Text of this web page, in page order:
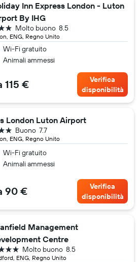
Inn Express London - Luton
By IHG
ENG, Regno Unito
8.5
Molto buono
Wi-Fi gratuito
Animali ammessi
115 €
Verifica
disponibilità
London Luton Airport
ENG, Regno Unito
7.7
Buono
Wi-Fi gratuito
Animali ammessi
90 €
Verifica
disponibilità
Management
Centre
ENG, Regno Unito
8.5
Molto buono